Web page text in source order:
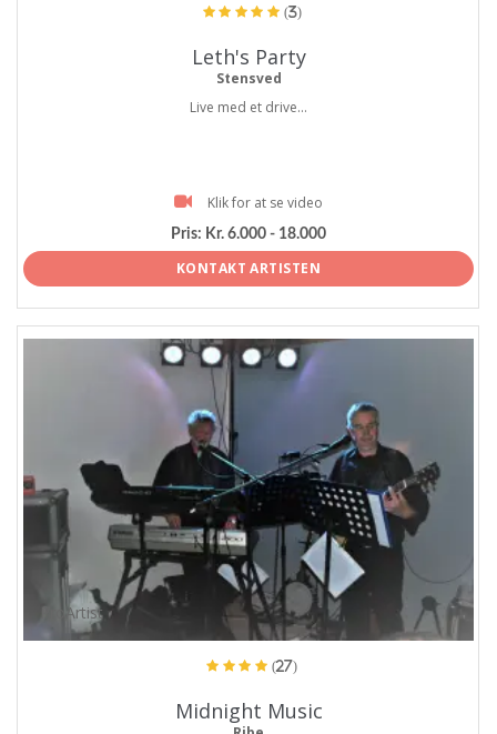
(3)
Leth's Party
Stensved
Live med et drive...
Klik for at se video
Pris: Kr. 6.000 - 18.000
KONTAKT ARTISTEN
ProArtist
(27)
Midnight Music